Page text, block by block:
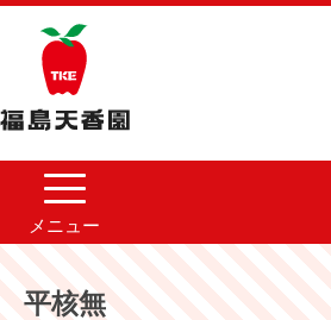
メニュー
平核無